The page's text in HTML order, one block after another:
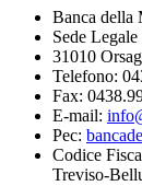
Banca della
Sede
31010
Telefono:
Fax:
E-mail:
Pec:
Codice
Treviso-